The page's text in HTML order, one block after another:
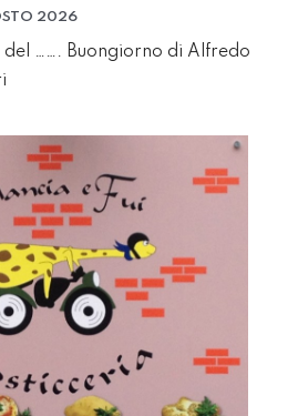
2026
del ……. Buongiorno di Alfredo